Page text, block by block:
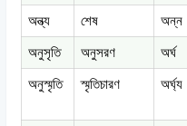
অন্ত্য শেষ অন্ন
অনুসৃতি
অনুসরণ অর্ঘ
অনুস্মৃতি
স্মৃতিচারণ অর্ঘ্য